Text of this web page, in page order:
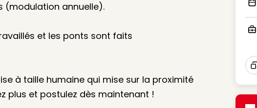
(modulation annuelle).
et les ponts sont faits
à taille humaine qui mise sur la proximité
plus et postulez dès maintenant !